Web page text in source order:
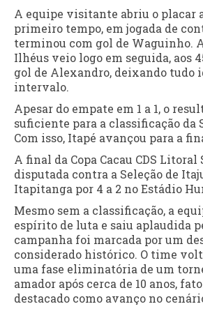
A equipe visitante abriu o placar
primeiro tempo, em jogada de
terminou com gol de Waguinho.
Ilhéus veio logo em seguida, aos
gol de Alexandro, deixando tudo
intervalo.
Apesar do empate em 1 a 1, o
suficiente para a classificação da
Com isso, Itapé avançou para a
A final da Copa Cacau CDS Litoral
disputada contra a Seleção de
Itapitanga por 4 a 2 no Estádio
Mesmo sem a classificação, a
espírito de luta e saiu aplaudida
campanha foi marcada por um
considerado histórico. O time
uma fase eliminatória de um
amador após cerca de 10 anos,
destacado como avanço no